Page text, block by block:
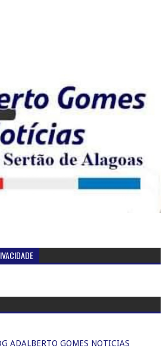
ADALBERTO GOMES NOTICIAS